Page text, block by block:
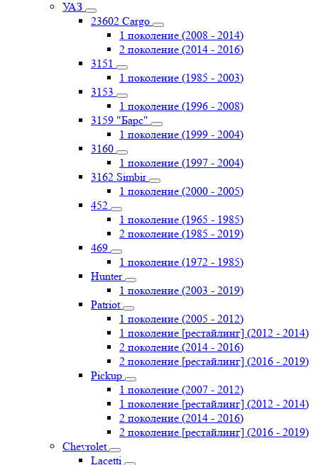
УАЗ
23602 Cargo
1 поколение (2008 - 2014)
2 поколение (2014 - 2016)
3151
1 поколение (1985 - 2003)
3153
1 поколение (1996 - 2008)
3159 "Барс"
1 поколение (1999 - 2004)
3160
1 поколение (1997 - 2004)
3162 Simbir
1 поколение (2000 - 2005)
452
1 поколение (1965 - 1985)
2 поколение (1985 - 2019)
469
1 поколение (1972 - 1985)
Hunter
1 поколение (2003 - 2019)
Patriot
1 поколение (2005 - 2012)
1 поколение [рестайлинг] (2012 - 2014)
2 поколение (2014 - 2016)
2 поколение [рестайлинг] (2016 - 2019)
Pickup
1 поколение (2007 - 2012)
1 поколение [рестайлинг] (2012 - 2014)
2 поколение (2014 - 2016)
2 поколение [рестайлинг] (2016 - 2019)
Chevrolet
Lacetti